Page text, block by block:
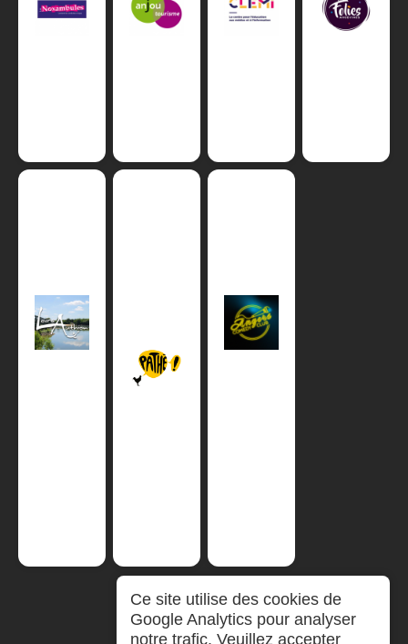
Ce site utilise des cookies de
Google Analytics pour analyser
notre trafic. Veuillez accepter